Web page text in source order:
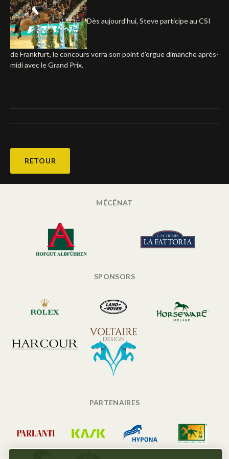
Deutsch
Dès aujourd’hui, Steve participe au CSI
de Frankfurt, le concours verra son point d'orgue dimanche après-
midi avec le Grand Prix.
RETOUR
MÉCÉNAT
SPONSORS
PARTENAIRES